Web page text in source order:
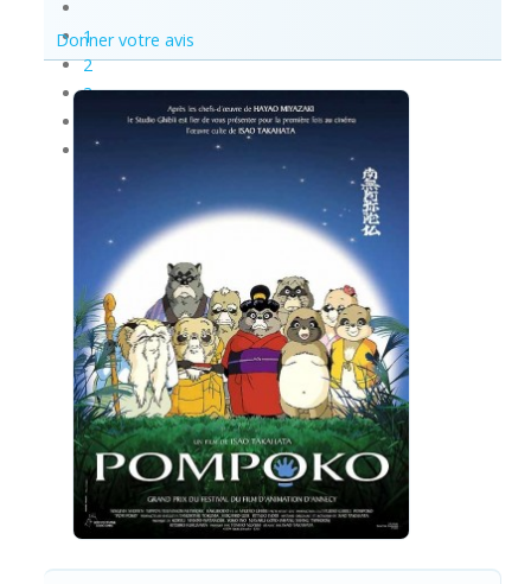
1
2
3
Donner votre avis